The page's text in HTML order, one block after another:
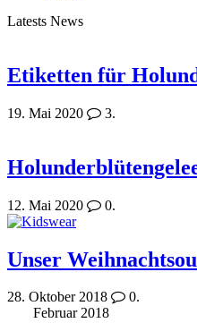
Latests News
Etiketten für
19. Mai 2020 3.
12. Mai 2020 0.
Unser
28. Oktober 2018
0.
Februar 2018